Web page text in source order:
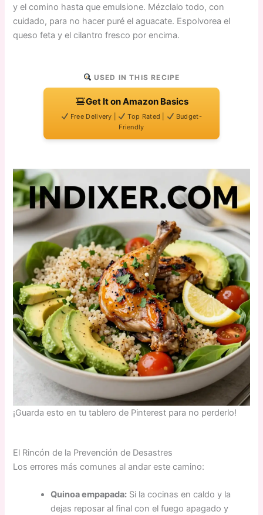
y el comino hasta que emulsione. Mézclalo todo, con
cuidado, para no hacer puré el aguacate. Espolvorea el
queso feta y el cilantro fresco por encima.
USED IN THIS RECIPE
Get It on Amazon Basics
Free Delivery | Top Rated |
Budget-
Friendly
¡Guarda esto en tu tablero de Pinterest para no perderlo!
El Rincón de la Prevención de Desastres
Los errores más comunes al andar este camino:
Quinoa empapada: Si la cocinas en caldo y la
dejas reposar al final con el fuego apagado y